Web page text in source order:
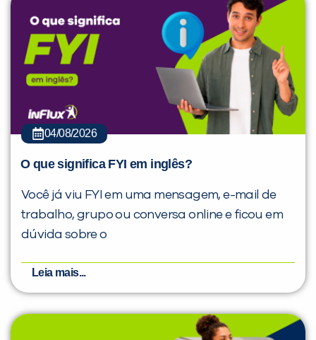
04/08/2026
O que significa FYI em inglês?
Você já viu FYI em uma mensagem, e-mail de
trabalho, grupo ou conversa online e ficou em
dúvida sobre o
Leia mais...